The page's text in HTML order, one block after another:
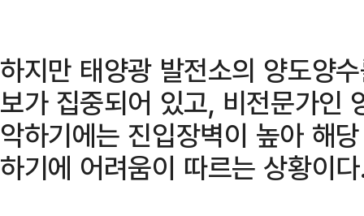
하지만 태양광 발전소의 양도양
보가 집중되어 있고, 비전문가인
악하기에는 진입장벽이 높아 해
하기에 어려움이 따르는 상황이